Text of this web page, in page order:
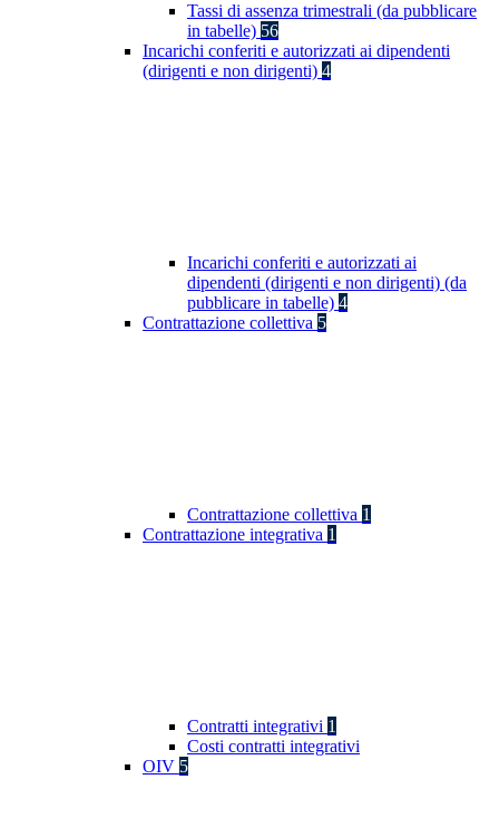
Tassi di assenza trimestrali (da pubblicare
in tabelle) 56
Incarichi conferiti e autorizzati ai dipendenti
(dirigenti e non dirigenti) 4
Incarichi conferiti e autorizzati ai
dipendenti (dirigenti e non dirigenti) (da
pubblicare in tabelle) 4
Contrattazione collettiva 5
Contrattazione collettiva 1
Contrattazione integrativa 1
Contratti integrativi 1
Costi contratti integrativi
OIV 5